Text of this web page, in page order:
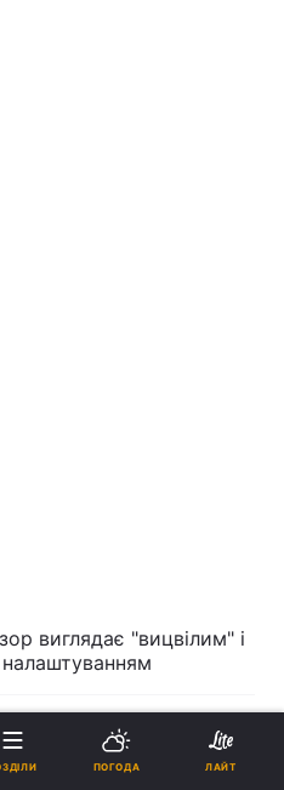
виглядає "вицвілим" і
"добити" Росію:
для ослаблення Москви
ПОГОДА ЛАЙТ